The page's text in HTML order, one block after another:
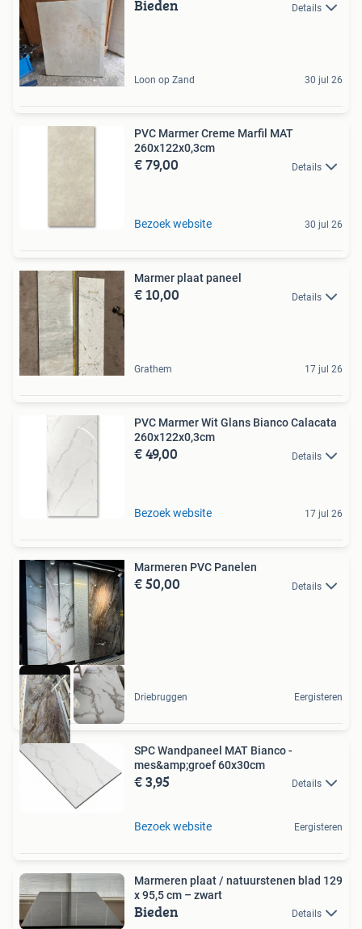
Bieden Details
Loon op Zand 30 jul 26
PVC Marmer Creme Marfil MAT
260x122x0,3cm
€ 79,00 Details
Bezoek website 30 jul 26
Marmer plaat paneel
€ 10,00 Details
Grathem 17 jul 26
PVC Marmer Wit Glans Bianco Calacata
260x122x0,3cm
€ 49,00 Details
Bezoek website 17 jul 26
Marmeren PVC Panelen
€ 50,00 Details
Driebruggen Eergisteren
SPC Wandpaneel MAT Bianco -
mes&amp;groef 60x30cm
€ 3,95 Details
Bezoek website Eergisteren
Marmeren plaat / natuurstenen blad 129
x 95,5 cm – zwart
Bieden Details